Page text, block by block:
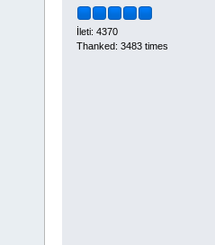
İleti: 4370
Thanked: 3483 times